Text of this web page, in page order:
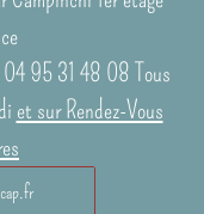
95 31 48 08 Tous
et sur Rendez-Vous